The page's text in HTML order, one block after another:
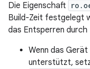
Die Eigenschaft
Build-Zeit festgelegt
das Entsperren
Wenn das
unterstützt,